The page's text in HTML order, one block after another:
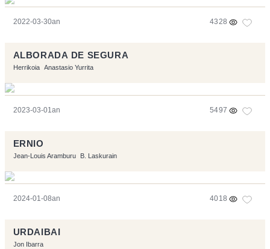
2022-03-30an 4328
ALBORADA DE SEGURA
Herrikoia Anastasio Yurrita
2023-03-01an 5497
ERNIO
Jean-Louis Aramburu B. Laskurain
2024-01-08an 4018
URDAIBAI
Jon Ibarra